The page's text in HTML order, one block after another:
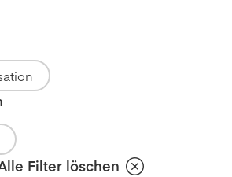
Filter löschen